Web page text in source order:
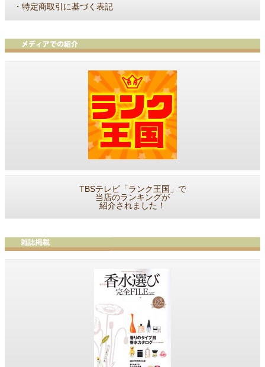
・ 特定商取引に基づく表記
TBSテレビ「ランク王国」で
当店のランキングが
紹介されました！